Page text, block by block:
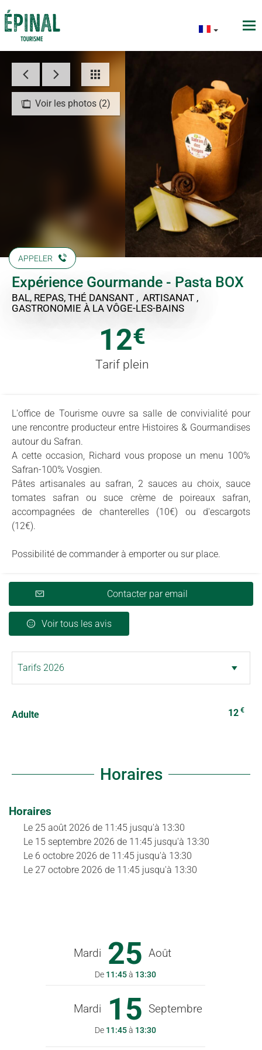
Voir les photos (2)
APPELER
Expérience Gourmande - Pasta BOX
BAL, REPAS, THÉ DANSANT , ARTISANAT ,
GASTRONOMIE À LA VÔGE-LES-BAINS
12€
Tarif plein
L'office de Tourisme ouvre sa salle de convivialité pour
une rencontre producteur entre Histoires & Gourmandises
autour du Safran.
A cette occasion, Richard vous propose un menu 100%
Safran-100% Vosgien.
Pâtes artisanales au safran, 2 sauces au choix, sauce
tomates safran ou suce crème de poireaux safran,
accompagnées de chanterelles (10€) ou d'escargots
(12€).
Possibilité de commander à emporter ou sur place.
Contacter par email
Voir tous les avis
Adulte 12 €
Horaires
Horaires
Le 25 août 2026 de 11:45 jusqu'à 13:30
Le 15 septembre 2026 de 11:45 jusqu'à 13:30
Le 6 octobre 2026 de 11:45 jusqu'à 13:30
Le 27 octobre 2026 de 11:45 jusqu'à 13:30
Mardi 25 Août
De 11:45à 13:30
Mardi 15 Septembre
De 11:45à 13:30